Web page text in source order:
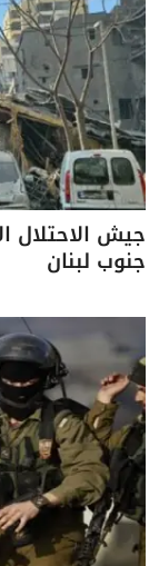
جنوب لبنان